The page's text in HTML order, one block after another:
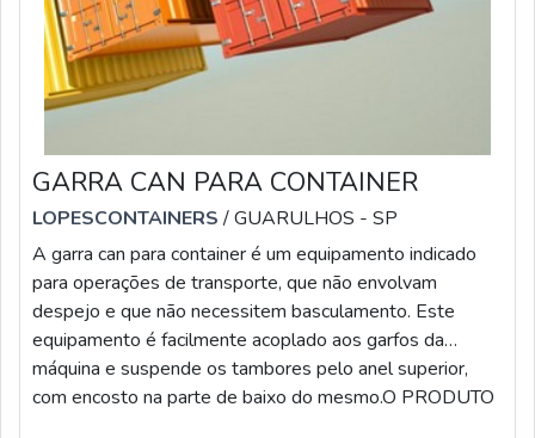
GARRA CAN PARA CONTAINER
LOPESCONTAINERS/ GUARULHOS - SP
A garra can para container é um equipamento indicado
para operações de transporte, que não envolvam
despejo e que não necessitem basculamento. Este
equipamento é facilmente acoplado aos garfos da
máquina e suspende os tambores pelo anel superior,
com encosto na parte de baixo do mesmo.O PRODUTO